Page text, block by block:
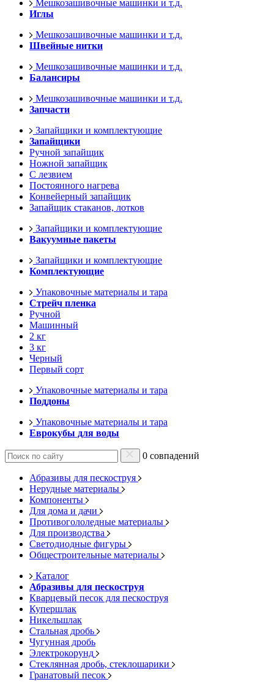
Мешкозашивочные машинки и т.д.
Иглы
Мешкозашивочные машинки и т.д.
Швейные нитки
Мешкозашивочные машинки и т.д.
Балансиры
Мешкозашивочные машинки и т.д.
Запчасти
Запайщики и комплектующие
Запайщики
Ручной запайщик
Ножной запайщик
С лезвием
Постоянного нагрева
Конвейерный запайщик
Запайщик стаканов, лотков
Запайщики и комплектующие
Вакуумные пакеты
Запайщики и комплектующие
Комплектующие
Упаковочные материалы и тара
Стрейч пленка
Ручной
Машинный
2 кг
3 кг
Черный
Первый сорт
Упаковочные материалы и тара
Поддоны
Упаковочные материалы и тара
Еврокубы для воды
0 совпадений
Абразивы для пескоструя
Нерудные материалы
Компоненты
Для дома и дачи
Противогололедные материалы
Для производства
Светодиодные фигуры
Общестроительные материалы
Каталог
Абразивы для пескоструя
Кварцевый песок для пескоструя
Купершлак
Никельшлак
Стальная дробь
Чугунная дробь
Электрокорунд
Стеклянная дробь, стеклошарики
Гранатовый песок